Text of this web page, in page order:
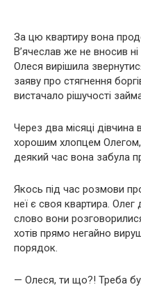
За цю квартиру вона
В’ячеслав же не вносив
Олеся вирішила
заяву про стягнення
вистачало рішучості
Через два місяці
хорошим хлопцем Олегом,
деякий час вона забула
Якось під час розмови
неї є своя квартира.
слово вони
хотів прямо негайно
порядок.
— Олеся, ти що?! Треба